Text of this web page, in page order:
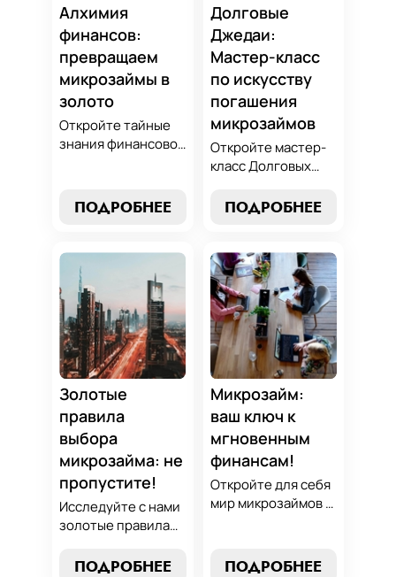
Алхимия
финансов:
превращаем
микрозаймы в
золото
Откройте тайные
знания финансовой
превращать
обязательства по
золотые
возможности.
Погрузитесь в мир
умного управления
долгами с нашим
практическим
руководством.
ПОДРОБНЕЕ
Долговые
Джедаи:
Мастер-класс
по искусству
погашения
микрозаймов
Откройте мастер-
класс Долговых
погашению
финансового
равновесия.
Узнайте, как
управлять долгами
и достичь
финансовой
гармонии, следуя
нашим
проверенным
стратегиям.
ПОДРОБНЕЕ
Золотые
правила
выбора
микрозайма: не
пропустите!
Исследуйте с нами
золотые правила
и узнайте, как
ПОДРОБНЕЕ
Микрозайм:
ваш ключ к
мгновенным
финансам!
Откройте для себя
мир микрозаймов с
выбрать лучший
ПОДРОБНЕЕ